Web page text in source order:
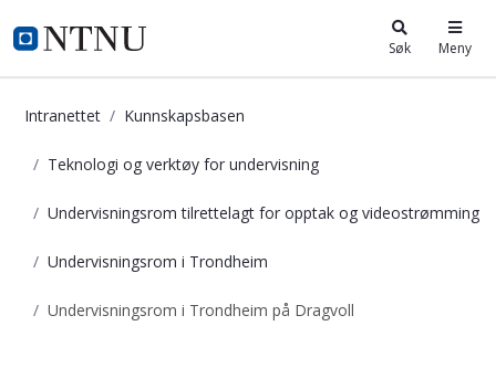
i.ntnu.no Søk Meny
Intranettet Kunnskapsbasen
Teknologi og verktøy for undervisning
Undervisningsrom tilrettelagt for opptak og videostrømming
Undervisningsrom i Trondheim
Undervisningsrom i Trondheim på Dragvoll